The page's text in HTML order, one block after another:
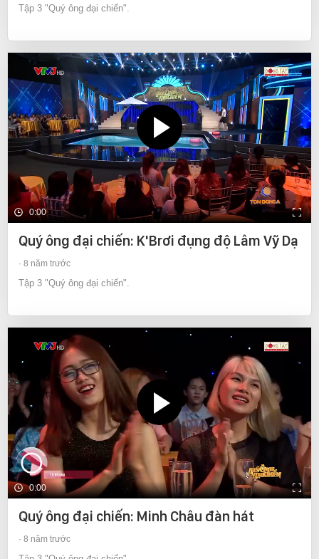
Tập 3 "Quý ông đại chiến".
0:00
Quý ông đại chiến: K'Brơi đụng độ Lâm Vỹ Dạ
8 năm trước
Tập 3 "Quý ông đại chiến".
0:00
Quý ông đại chiến: Minh Châu đàn hát
8 năm trước